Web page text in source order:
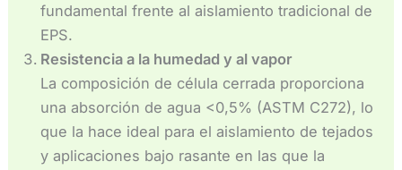
fundamental frente al aislamiento tradicional de
EPS.
Resistencia a la humedad y al vapor
La composición de célula cerrada proporciona
una absorción de agua <0,5% (ASTM C272), lo
que la hace ideal para el aislamiento de tejados
y aplicaciones bajo rasante en las que la